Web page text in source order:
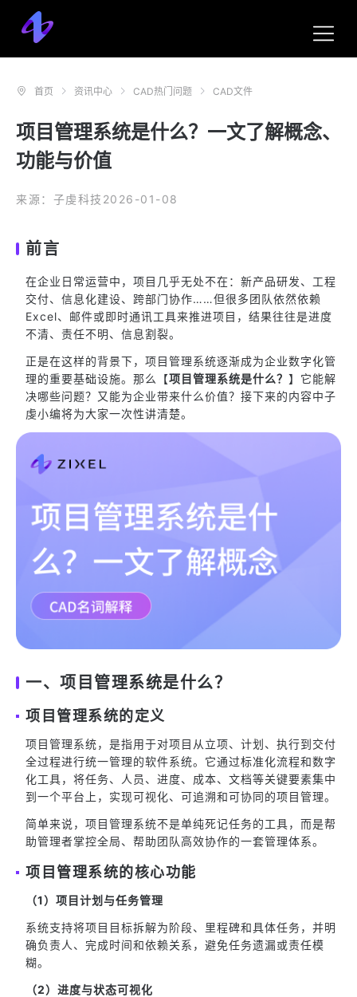
首页 资讯中心 CAD热门问题 CAD文件
项目管理系统是什么？一文了解概念、
功能与价值
来源：子虔科技 2026-01-08
前言
在企业日常运营中，项目几乎无处不在：新产品研发、工程
交付、信息化建设、跨部门协作……但很多团队依然依赖
Excel、邮件或即时通讯工具来推进项目，结果往往是进度
不清、责任不明、信息割裂。
正是在这样的背景下，项目管理系统逐渐成为企业数字化管
理的重要基础设施。那么【项目管理系统是什么？ 】它能解
决哪些问题？又能为企业带来什么价值？接下来的内容中子
虔小编将为大家一次性讲清楚。
一、项目管理系统是什么？
项目管理系统的定义
项目管理系统，是指用于对项目从立项、计划、执行到交付
全过程进行统一管理的软件系统。它通过标准化流程和数字
化工具，将任务、人员、进度、成本、文档等关键要素集中
到一个平台上，实现可视化、可追溯和可协同的项目管理。
简单来说，项目管理系统不是单纯死记任务的工具，而是帮
助管理者掌控全局、帮助团队高效协作的一套管理体系。
项目管理系统的核心功能
（1）项目计划与任务管理
系统支持将项目目标拆解为阶段、里程碑和具体任务，并明
确负责人、完成时间和依赖关系，避免任务遗漏或责任模
糊。
（2）进度与状态可视化